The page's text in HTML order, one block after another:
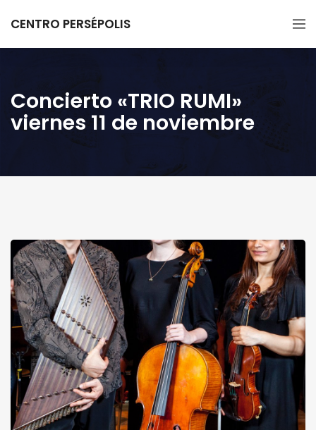
CENTRO PERSÉPOLIS
Concierto «TRIO RUMI»
viernes 11 de noviembre